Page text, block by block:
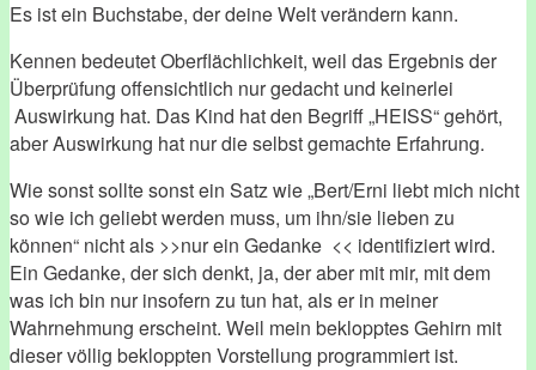
Es ist ein Buchstabe, der deine Welt verändern kann.
Kennen bedeutet Oberflächlichkeit, weil das Ergebnis der
Überprüfung offensichtlich nur gedacht und keinerlei
Auswirkung hat. Das Kind hat den Begriff „HEISS“ gehört,
aber Auswirkung hat nur die selbst gemachte Erfahrung.
Wie sonst sollte sonst ein Satz wie „Bert/Erni liebt mich nicht
so wie ich geliebt werden muss, um ihn/sie lieben zu
können“ nicht als >>nur ein Gedanke << identifiziert wird.
Ein Gedanke, der sich denkt, ja, der aber mit mir, mit dem
was ich bin nur insofern zu tun hat, als er in meiner
Wahrnehmung erscheint. Weil mein beklopptes Gehirn mit
dieser völlig bekloppten Vorstellung programmiert ist.